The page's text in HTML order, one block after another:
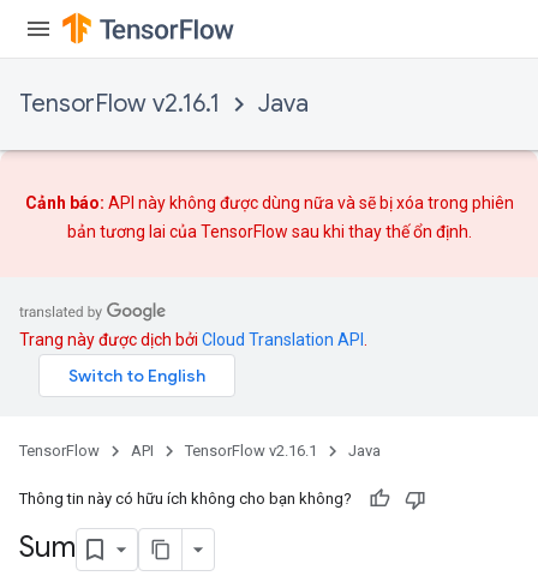
TensorFlow v2.16.1 Java
Cảnh báo: API này không được dùng nữa và sẽ bị xóa trong phiên
bản tương lai của TensorFlow sau khi thay thếổn định.
Trang này được dịch bởi Cloud Translation API
TensorFlow API TensorFlow v2.16.1 Java
Thông tin này có hữu ích không cho bạn không?
Sum